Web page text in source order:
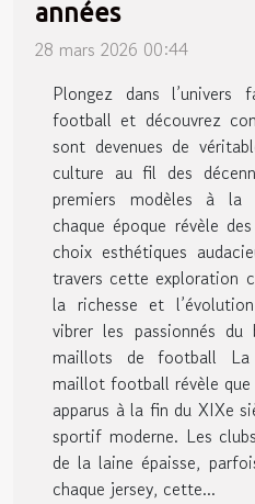
années
28 mars 2026 00:44
Plongez dans
football et découvrez
sont devenues de
culture au fil des
premiers modèles à la
chaque époque révèle
choix esthétiques
travers cette exploration
la richesse et
vibrer les passionnés du
maillots de football La
maillot football révèle
apparus à la fin du XIXe
sportif moderne. Les
de la laine épaisse,
chaque jersey, cette...